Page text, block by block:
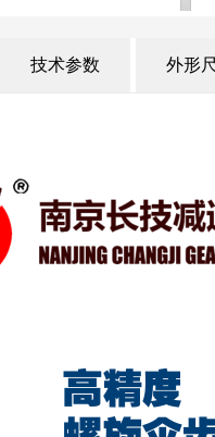
技术参数 外形